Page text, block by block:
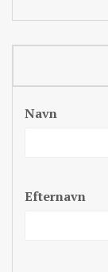
Navn
Efternavn